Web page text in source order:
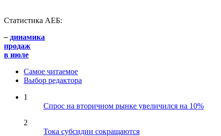
Статистика АЕБ:
– динамика
продаж
в июле
Самое читаемое
Выбор редактора
1
Спрос на вторичном рынке увеличился на 10%
2
Тока субсидии сокращаются